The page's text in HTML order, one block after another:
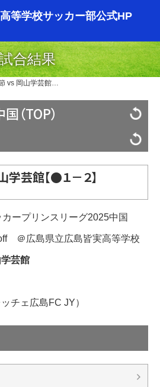
等学校サッカー部公式HP
合結果
（TOP）
芸館【●１－２】
ープリンスリーグ2025中国
＠広島県立広島皆実高等学校
芸館
チェ広島FC JY）